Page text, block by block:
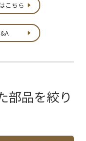
こちら
部品を絞り